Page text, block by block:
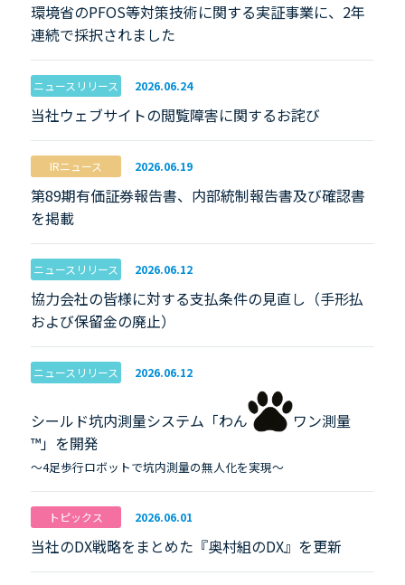
環境省のPFOS等対策技術に関する実証事業に、2年
連続で採択されました
ニュースリリース 2026.06.24
当社ウェブサイトの閲覧障害に関するお詫び
IRニュース 2026.06.19
第89期有価証券報告書、内部統制報告書及び確認書
を掲載
ニュースリリース 2026.06.12
協力会社の皆様に対する支払条件の見直し（手形払
および保留金の廃止）
ニュースリリース 2026.06.12
シールド坑内測量システム「わん
ワン測量
™」を開発
～4足歩行ロボットで坑内測量の無人化を実現～
トピックス 2026.06.01
当社のDX戦略をまとめた『奥村組のDX』を更新